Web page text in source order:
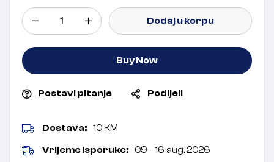
Dodaj u korpu
Buy Now
Postavi pitanje Podijeli
Dostava: 10 KM
Vrijeme isporuke: 09 - 16 aug, 2026